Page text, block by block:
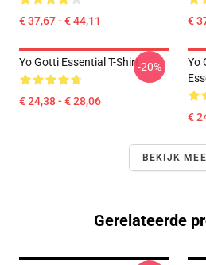
€ 37,67 - € 44,11 €
Yo Gotti Essential T-Shirt
€ 24,38 - € 28,06
-20%
Yo
€
BEKIJK
Gerelateerde